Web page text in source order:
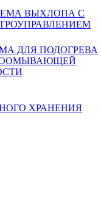
ВЫХЛОПА С
ДЛЯ ПОДОГРЕВА
ХРАНЕНИЯ